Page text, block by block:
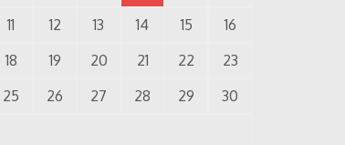
11 12 13 14 15
16
18 19 20 21 22
23
25 26 27 28 29
30